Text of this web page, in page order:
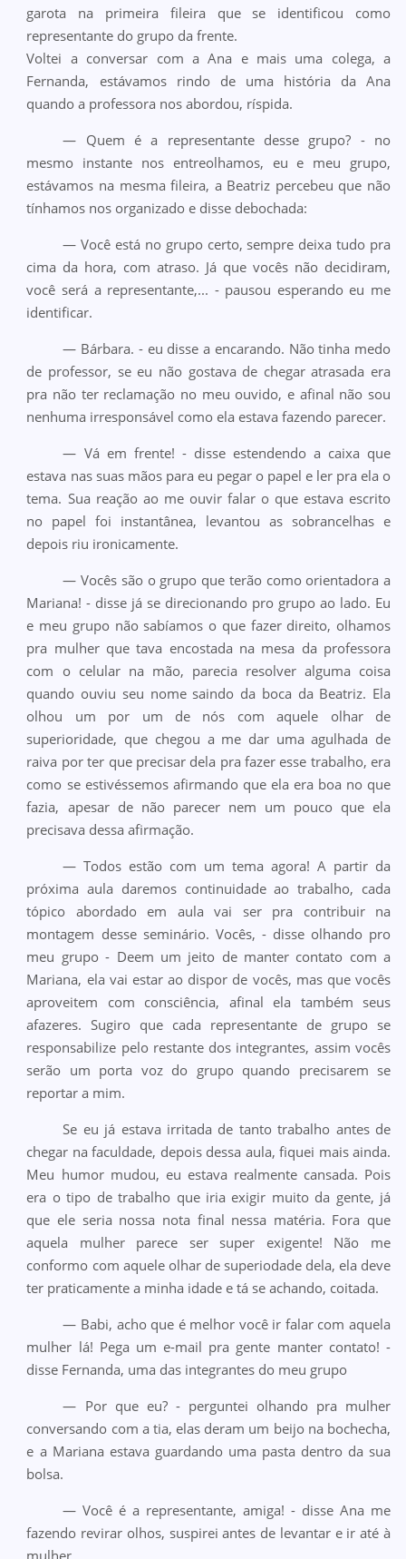
garota na primeira fileira que se identificou como
representante do grupo da frente.
Voltei a conversar com a Ana e mais uma colega, a
Fernanda, estávamos rindo de uma história da Ana
quando a professora nos abordou, ríspida.
— Quem é a representante desse grupo? - no
mesmo instante nos entreolhamos, eu e meu grupo,
estávamos na mesma fileira, a Beatriz percebeu que não
tínhamos nos organizado e disse debochada:
— Você está no grupo certo, sempre deixa tudo pra
cima da hora, com atraso. Já que vocês não decidiram,
você será a representante,... - pausou esperando eu me
identificar.
— Bárbara. - eu disse a encarando. Não tinha medo
de professor, se eu não gostava de chegar atrasada era
pra não ter reclamação no meu ouvido, e afinal não sou
nenhuma irresponsável como ela estava fazendo parecer.
— Vá em frente! - disse estendendo a caixa que
estava nas suas mãos para eu pegar o papel e ler pra ela o
tema. Sua reação ao me ouvir falar o que estava escrito
no papel foi instantânea, levantou as sobrancelhas e
depois riu ironicamente.
— Vocês são o grupo que terão como orientadora a
Mariana! - disse já se direcionando pro grupo ao lado. Eu
e meu grupo não sabíamos o que fazer direito, olhamos
pra mulher que tava encostada na mesa da professora
com o celular na mão, parecia resolver alguma coisa
quando ouviu seu nome saindo da boca da Beatriz. Ela
olhou um por um de nós com aquele olhar de
superioridade, que chegou a me dar uma agulhada de
raiva por ter que precisar dela pra fazer esse trabalho, era
como se estivéssemos afirmando que ela era boa no que
fazia, apesar de não parecer nem um pouco que ela
precisava dessa afirmação.
— Todos estão com um tema agora! A partir da
próxima aula daremos continuidade ao trabalho, cada
tópico abordado em aula vai ser pra contribuir na
montagem desse seminário. Vocês, - disse olhando pro
meu grupo - Deem um jeito de manter contato com a
Mariana, ela vai estar ao dispor de vocês, mas que vocês
aproveitem com consciência, afinal ela também seus
afazeres. Sugiro que cada representante de grupo se
responsabilize pelo restante dos integrantes, assim vocês
serão um porta voz do grupo quando precisarem se
reportar a mim.
Se eu já estava irritada de tanto trabalho antes de
chegar na faculdade, depois dessa aula, fiquei mais ainda.
Meu humor mudou, eu estava realmente cansada. Pois
era o tipo de trabalho que iria exigir muito da gente, já
que ele seria nossa nota final nessa matéria. Fora que
aquela mulher parece ser super exigente! Não me
conformo com aquele olhar de superiodade dela, ela deve
ter praticamente a minha idade e tá se achando, coitada.
— Babi, acho que é melhor você ir falar com aquela
mulher lá! Pega um e-mail pra gente manter contato! -
disse Fernanda, uma das integrantes do meu grupo
— Por que eu? - perguntei olhando pra mulher
conversando com a tia, elas deram um beijo na bochecha,
e a Mariana estava guardando uma pasta dentro da sua
bolsa.
— Você é a representante, amiga! - disse Ana me
fazendo revirar olhos, suspirei antes de levantar e ir até à
mulher.